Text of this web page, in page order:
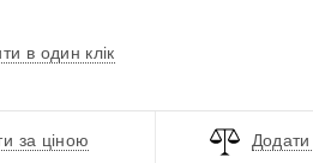
в один клік
за ціною